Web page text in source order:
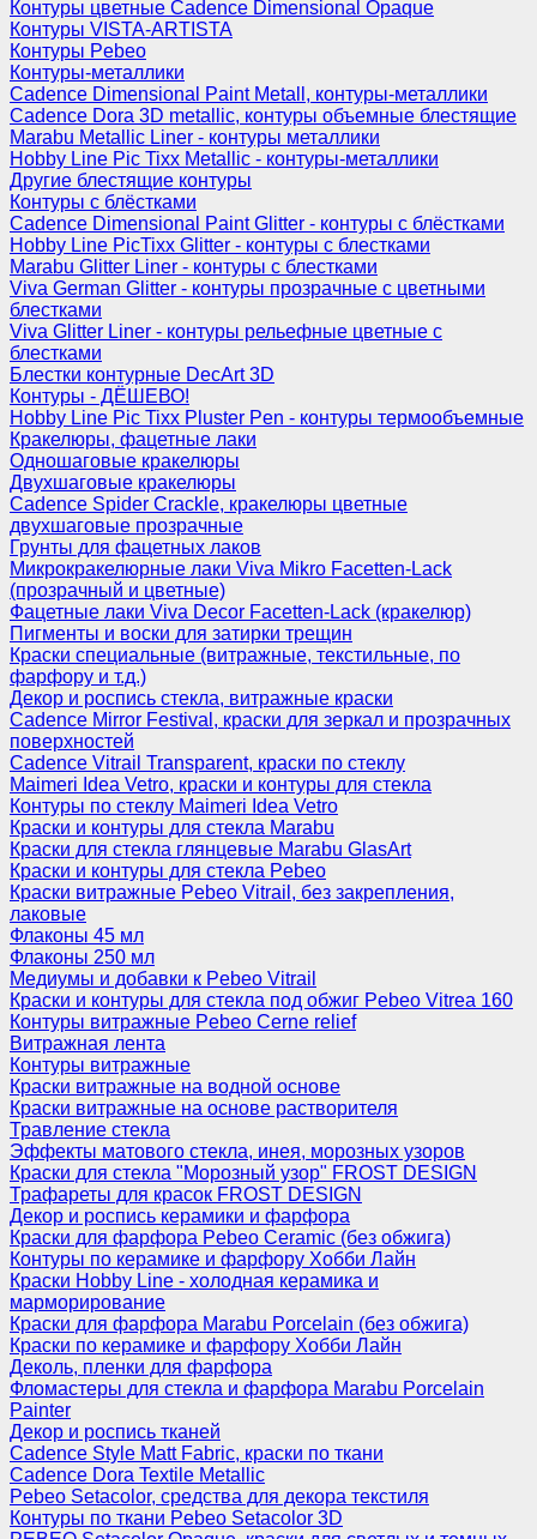
Контуры цветные Cadence Dimensional Opaque
Контуры VISTA-ARTISTA
Контуры Pebeo
Контуры-металлики
Cadence Dimensional Paint Metall, контуры-металлики
Cadence Dora 3D metallic, контуры объемные блестящие
Marabu Metallic Liner - контуры металлики
Hobby Line Pic Tixx Metallic - контуры-металлики
Другие блестящие контуры
Контуры с блёстками
Cadence Dimensional Paint Glitter - контуры с блёстками
Hobby Line PicTixx Glitter - контуры с блестками
Marabu Glitter Liner - контуры с блестками
Viva German Glitter - контуры прозрачные с цветными
блестками
Viva Glitter Liner - контуры рельефные цветные с
блестками
Блестки контурные DecArt 3D
Контуры - ДЁШЕВО!
Hobby Line Pic Tixx Pluster Pen - контуры термообъемные
Кракелюры, фацетные лаки
Одношаговые кракелюры
Двухшаговые кракелюры
Cadence Spider Crackle, кракелюры цветные
двухшаговые прозрачные
Грунты для фацетных лаков
Микрокракелюрные лаки Viva Mikro Facetten-Lack
(прозрачный и цветные)
Фацетные лаки Viva Decor Facetten-Lack (кракелюр)
Пигменты и воски для затирки трещин
Краски специальные (витражные, текстильные, по
фарфору и т.д.)
Декор и роспись стекла, витражные краски
Cadence Mirror Festival, краски для зеркал и прозрачных
поверхностей
Cadence Vitrail Transparent, краски по стеклу
Maimeri Idea Vetro, краски и контуры для стекла
Контуры по стеклу Maimeri Idea Vetro
Краски и контуры для стекла Marabu
Краски для стекла глянцевые Marabu GlasArt
Краски и контуры для стекла Pebeo
Краски витражные Pebeo Vitrail, без закрепления,
лаковые
Флаконы 45 мл
Флаконы 250 мл
Медиумы и добавки к Pebeo Vitrail
Краски и контуры для стекла под обжиг Pebeo Vitrea 160
Контуры витражные Pebeo Cerne relief
Витражная лента
Контуры витражные
Краски витражные на водной основе
Краски витражные на основе растворителя
Травление стекла
Эффекты матового стекла, инея, морозных узоров
Краски для стекла "Морозный узор" FROST DESIGN
Трафареты для красок FROST DESIGN
Декор и роспись керамики и фарфора
Краски для фарфора Pebeo Ceramic (без обжига)
Контуры по керамике и фарфору Хобби Лайн
Краски Hobby Line - холодная керамика и
марморирование
Краски для фарфора Marabu Porcelain (без обжига)
Краски по керамике и фарфору Хобби Лайн
Деколь, пленки для фарфора
Фломастеры для стекла и фарфора Marabu Porcelain
Painter
Декор и роспись тканей
Cadence Style Matt Fabric, краски по ткани
Cadence Dora Textile Metallic
Pebeo Setacolor, средства для декора текстиля
Контуры по ткани Pebeo Setacolor 3D